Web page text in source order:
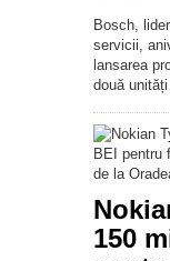
Bosch,
servicii,
lansarea
două
150